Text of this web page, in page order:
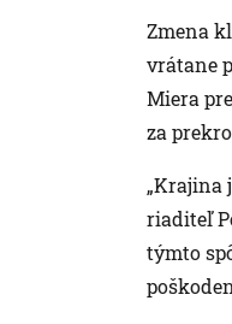
Zmena
vrátane
Miera
za
„Krajina
riaditeľ
týmto